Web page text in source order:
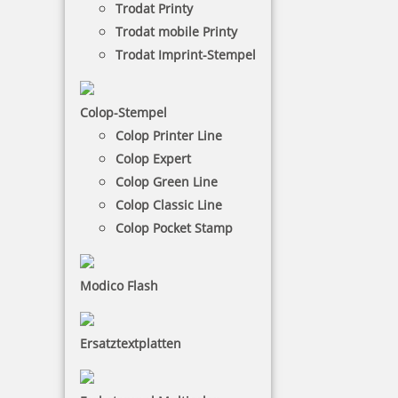
Trodat Printy
Trodat mobile Printy
Trodat Imprint-Stempel
Colop-Stempel
Colop Printer Line
Colop Expert
Colop Green Line
Colop Classic Line
Colop Pocket Stamp
Modico Flash
Ersatztextplatten
werden aus deutschem Buchenholz mit einer
Textplatte aus lasergraviertem Gummi mit einer
Auflösung von 600 dpi hergestellt.
NACH WUNSCHSTEMPEL FILTERN
€-
€+
1 Artikel in der Kategorie